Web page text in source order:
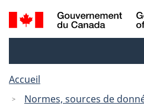
à
Recherche
et
Accueil
Normes, sources de